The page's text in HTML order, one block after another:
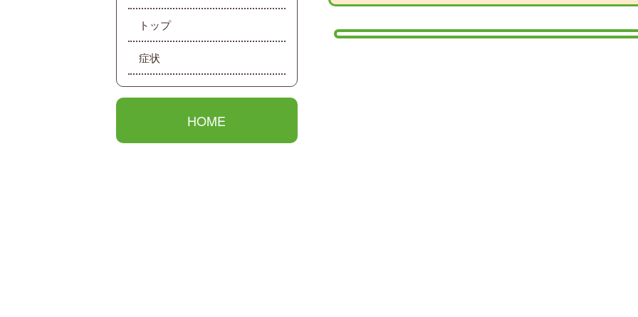
トップ
症状
HOME